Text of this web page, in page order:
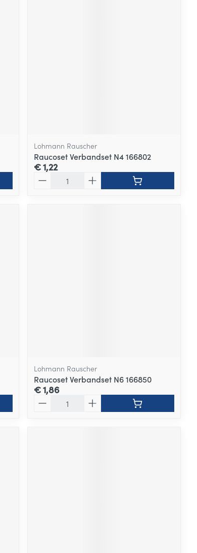
Lohmann Rauscher
Raucoset Verbandset N4 166802
€ 1,22
Lohmann Rauscher
Raucoset Verbandset N6 166850
€ 1,86